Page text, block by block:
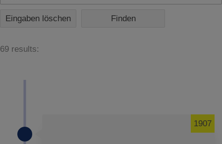
Eingaben löschen
69 results:
1907